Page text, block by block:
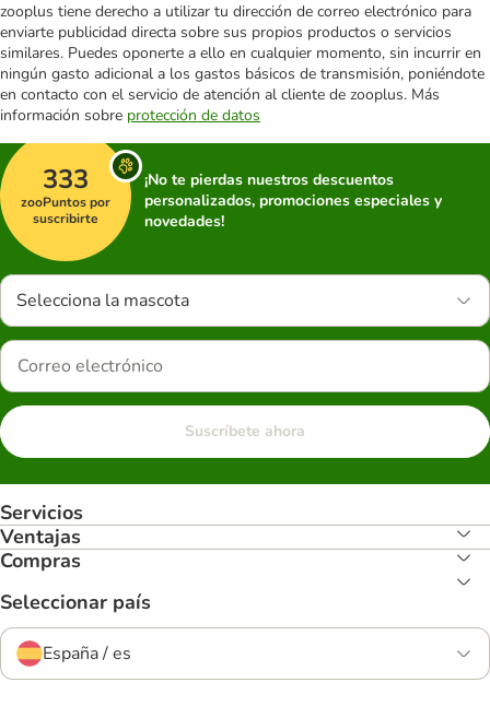
zooplus tiene derecho a utilizar tu dirección de correo electrónico para
enviarte publicidad directa sobre sus propios productos o servicios
similares. Puedes oponerte a ello en cualquier momento, sin incurrir en
ningún gasto adicional a los gastos básicos de transmisión, poniéndote
en contacto con el servicio de atención al cliente de zooplus. Más
información sobre protección de datos
333
zooPuntos por
suscribirte
¡No te pierdas nuestros descuentos
personalizados, promociones especiales y
novedades!
Selecciona la mascota
Suscríbete ahora
Servicios
Ventajas
Compras
Seleccionar país
España / es